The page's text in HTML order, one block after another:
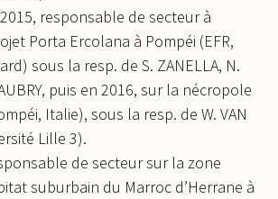
responsable de secteur à
Porta Ercolana à Pompéi (EFR,
sous la resp. de S. ZANELLA, N.
puis en 2016, sur la nécropole
Italie), sous la resp. de W. VAN
Lille 3).
de secteur sur la zone
suburbain du Marroc d’Herrane à